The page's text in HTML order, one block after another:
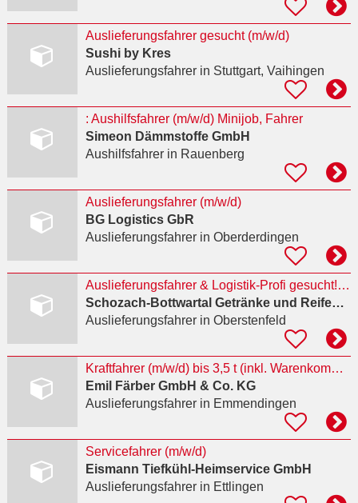
Auslieferungsfahrer gesucht (m/w/d)
Sushi by Kres
Auslieferungsfahrerin Stuttgart, Vaihingen
: Aushilfsfahrer (m/w/d) Minijob, Fahrer
Simeon Dämmstoffe GmbH
Aushilfsfahrerin Rauenberg
Auslieferungsfahrer (m/w/d)
BG Logistics GbR
Auslieferungsfahrerin Oberderdingen
Auslieferungsfahrer & Logistik-Profi gesucht! (m/w/d)
Schozach-Bottwartal Getränke und Reifenservice GmbH
Auslieferungsfahrerin Oberstenfeld
Kraftfahrer (m/w/d) bis 3,5 t (inkl. Warenkommissionierung)
Emil Färber GmbH & Co. KG
Auslieferungsfahrerin Emmendingen
Servicefahrer (m/w/d)
Eismann Tiefkühl-Heimservice GmbH
Auslieferungsfahrerin Ettlingen